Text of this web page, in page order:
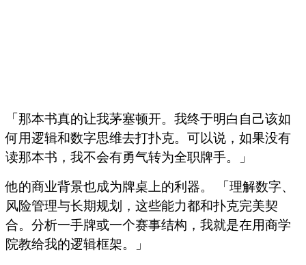
「那本书真的让我茅塞顿开。我终于明白自己该如
何用逻辑和数字思维去打扑克。可以说，如果没有
读那本书，我不会有勇气转为全职牌手。」
他的商业背景也成为牌桌上的利器。 「理解数字、
风险管理与长期规划，这些能力都和扑克完美契
合。分析一手牌或一个赛事结构，我就是在用商学
院教给我的逻辑框架。」